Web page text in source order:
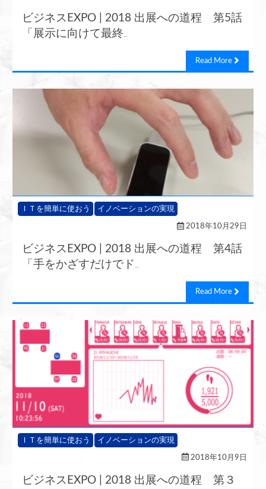
ビジネスEXPO | 2018 出展への道程 第5話
「展示に向けて最終
Read More
ＩＴを簡単に使おう イノベーションの実現
2018年10月29日
ビジネスEXPO | 2018 出展への道程 第4話
「手をかざすだけでド...
Read More
ＩＴを簡単に使おう イノベーションの実現
2018年10月9日
ビジネスEXPO | 2018 出展への道程 第３